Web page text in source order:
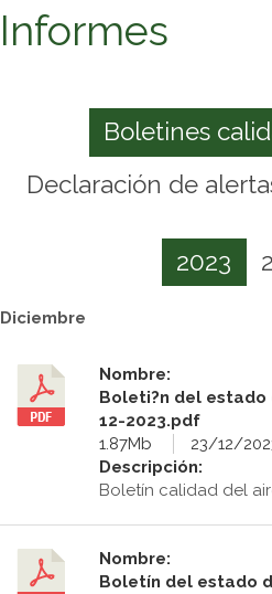
Informes
Boletines
Declaración de
2023
Diciembre
Nombre:
Boleti?n del
12-2023.pdf
1.87Mb
23/12/
Descripción:
Boletín calidad del
Nombre:
Boletín del estado